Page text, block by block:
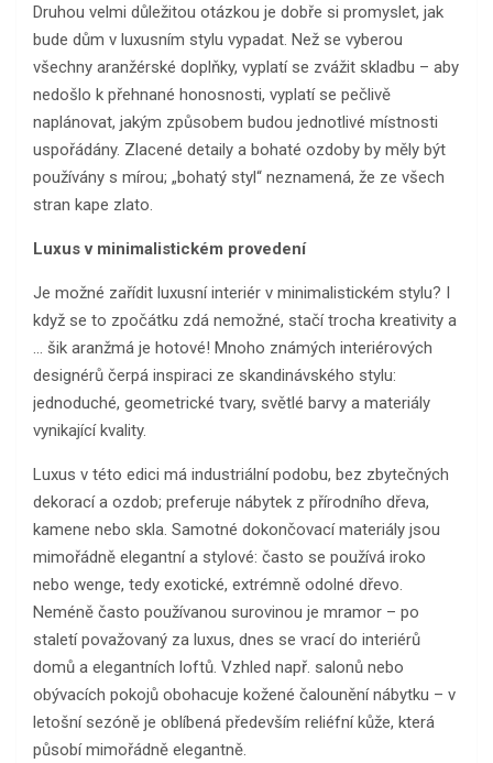
Druhou velmi důležitou otázkou je dobře si promyslet, jak
bude dům v luxusním stylu vypadat. Než se vyberou
všechny aranžérské doplňky, vyplatí se zvážit skladbu – aby
nedošlo k přehnané honosnosti, vyplatí se pečlivě
naplánovat, jakým způsobem budou jednotlivé místnosti
uspořádány. Zlacené detaily a bohaté ozdoby by měly být
používány s mírou; „bohatý styl“ neznamená, že ze všech
stran kape zlato.
Luxus v minimalistickém provedení
Je možné zařídit luxusní interiér v minimalistickém stylu? I
když se to zpočátku zdá nemožné, stačí trocha kreativity a
… šik aranžmá je hotové! Mnoho známých interiérových
designérů čerpá inspiraci ze skandinávského stylu:
jednoduché, geometrické tvary, světlé barvy a materiály
vynikající kvality.
Luxus v této edici má industriální podobu, bez zbytečných
dekorací a ozdob; preferuje nábytek z přírodního dřeva,
kamene nebo skla. Samotné dokončovací materiály jsou
mimořádně elegantní a stylové: často se používá iroko
nebo wenge, tedy exotické, extrémně odolné dřevo.
Neméně často používanou surovinou je mramor – po
staletí považovaný za luxus, dnes se vrací do interiérů
domů a elegantních loftů. Vzhled např. salonů nebo
obývacích pokojů obohacuje kožené čalounění nábytku – v
letošní sezóně je oblíbená především reliéfní kůže, která
působí mimořádně elegantně.